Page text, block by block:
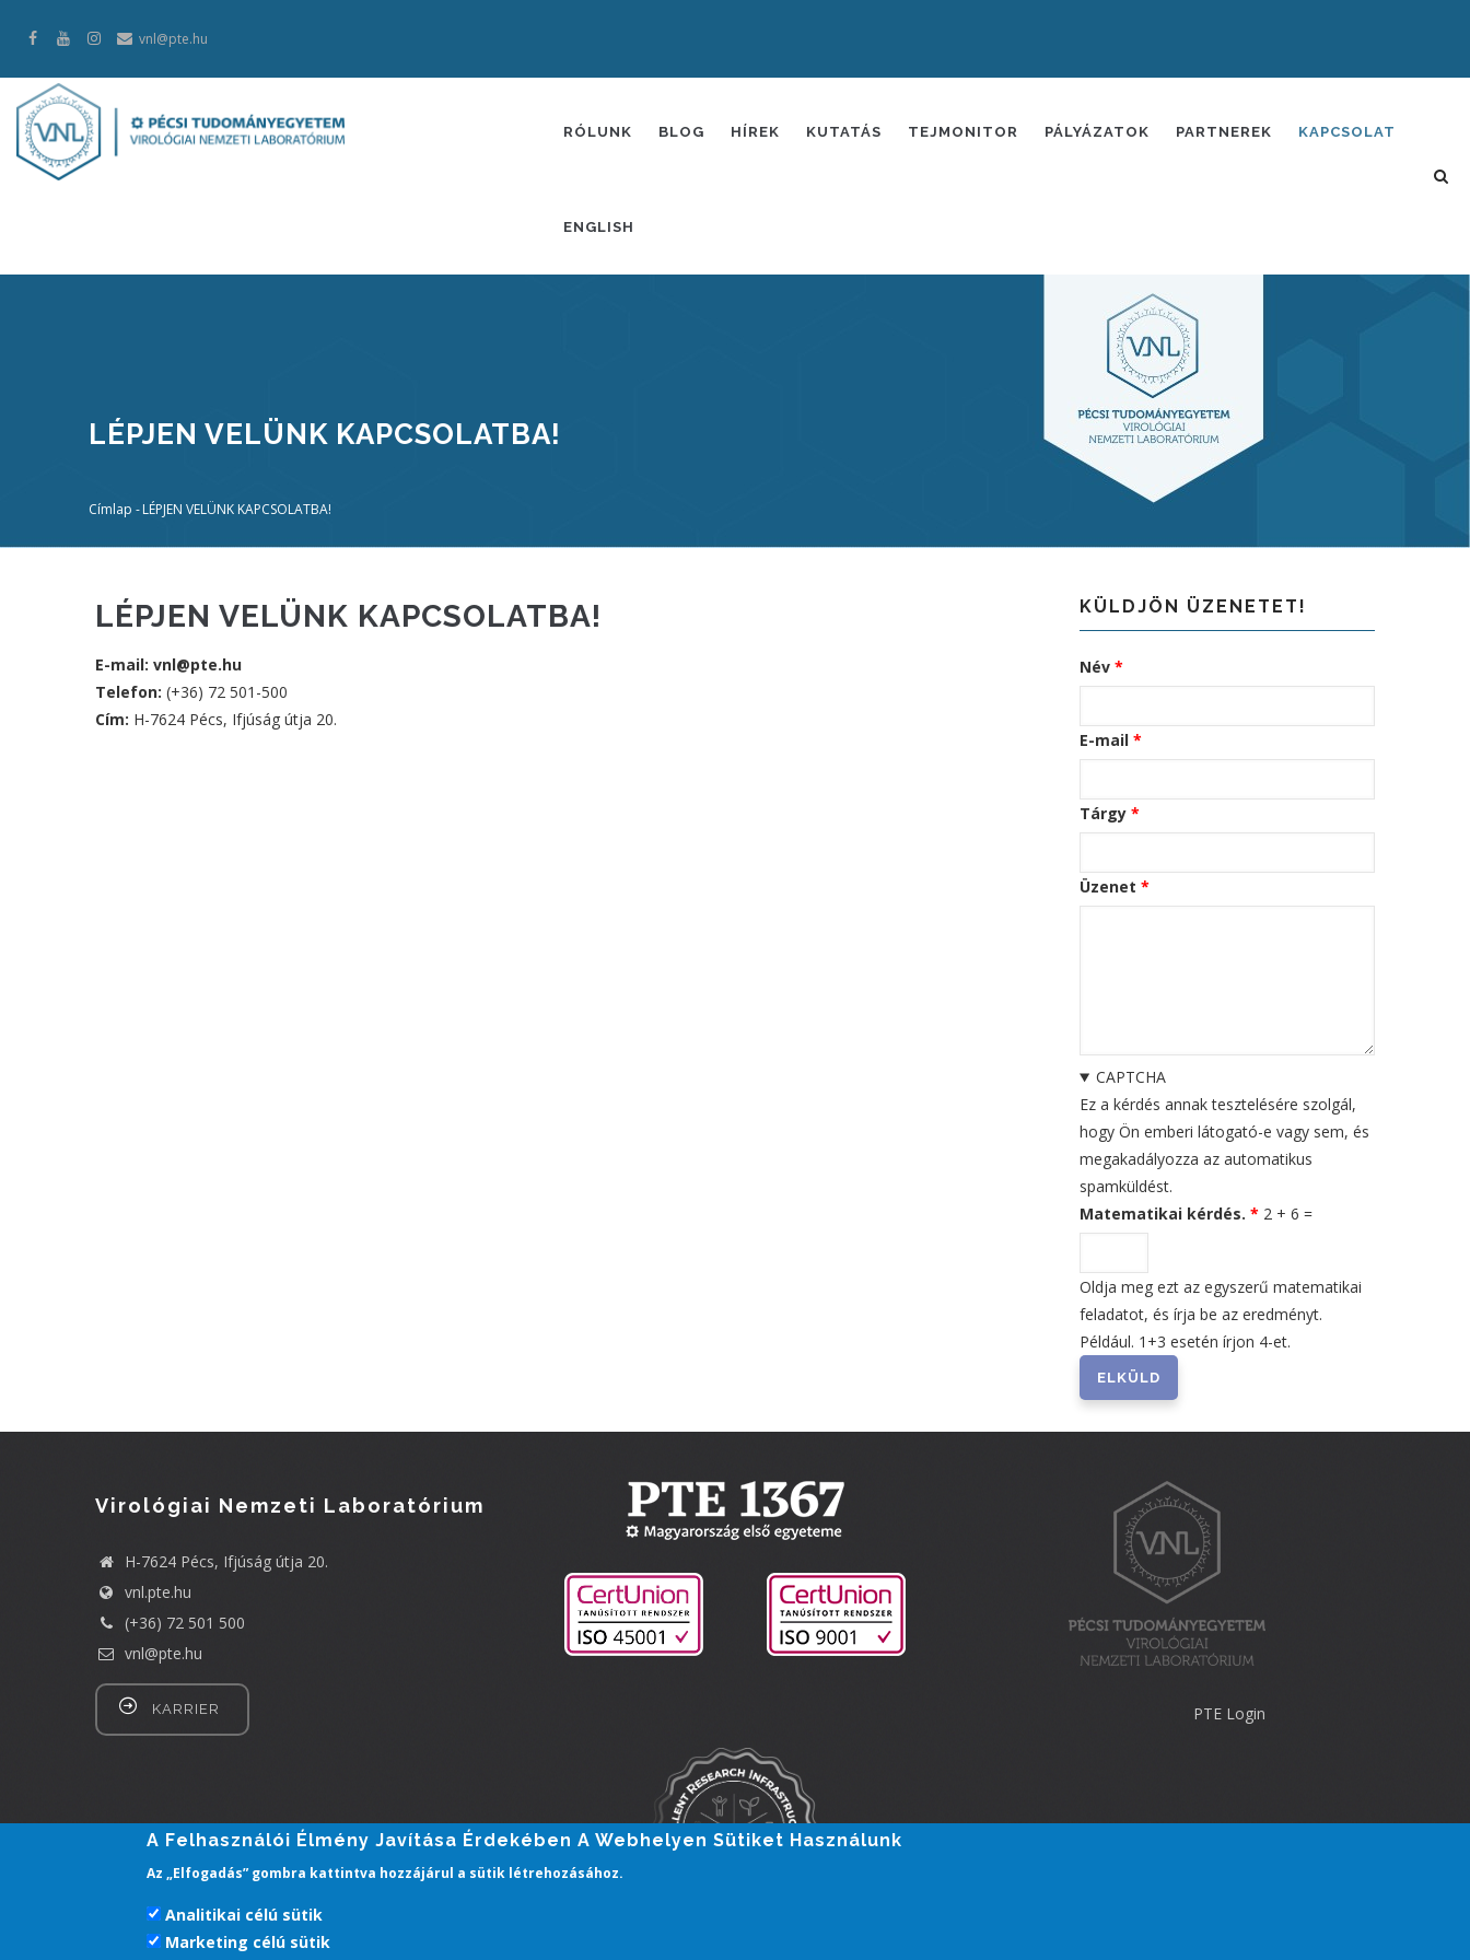
vnl@pte.hu
RÓLUNK BLOG HÍREK KUTATÁS TEJMONITOR PÁLYÁZATOK PARTNEREK KAPCSOLAT
ENGLISH
LÉPJEN VELÜNK KAPCSOLATBA!
Címlap -LÉPJEN VELÜNK KAPCSOLATBA!
LÉPJEN VELÜNK KAPCSOLATBA!
E-mail: vnl@pte.hu
Telefon: (+36) 72 501-500
Cím: H-7624 Pécs, Ifjúság útja 20.
KÜLDJÖN ÜZENETET!
Név
E-mail
Tárgy
Üzenet
CAPTCHA
Ez a kérdés annak tesztelésére szolgál,
hogy Ön emberi látogató-e vagy sem, és
megakadályozza az automatikus
spamküldést.
Matematikai kérdés.
2 + 6 =
Oldja meg ezt az egyszerű matematikai
feladatot, és írja be az eredményt.
Például. 1+3 esetén írjon 4-et.
Virológiai Nemzeti Laboratórium
H-7624 Pécs, Ifjúság útja 20.
vnl.pte.hu
(+36) 72 501 500
vnl@pte.hu
KARRIER PTE Login
A Felhasználói Élmény Javítása Érdekében A Webhelyen Sütiket Használunk
Az „Elfogadás” gombra kattintva hozzájárul a sütik létrehozásához.
Analitikai célú sütik
Marketing célú sütik